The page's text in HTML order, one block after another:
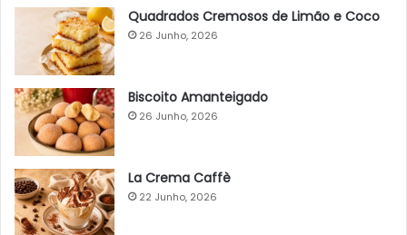
Quadrados Cremosos de Limão e Coco
26 Junho, 2026
Biscoito Amanteigado
26 Junho, 2026
La Crema Caffè
22 Junho, 2026